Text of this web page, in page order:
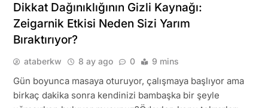
Dikkat Dağınıklığının Gizli Kaynağı:
Zeigarnik Etkisi Neden Sizi Yarım
Bıraktırıyor?
ataberkw 8 ay ago 0 9 mins
Gün boyunca masaya oturuyor, çalışmaya başlıyor ama
birkaç dakika sonra kendinizi bambaşka bir şeyle